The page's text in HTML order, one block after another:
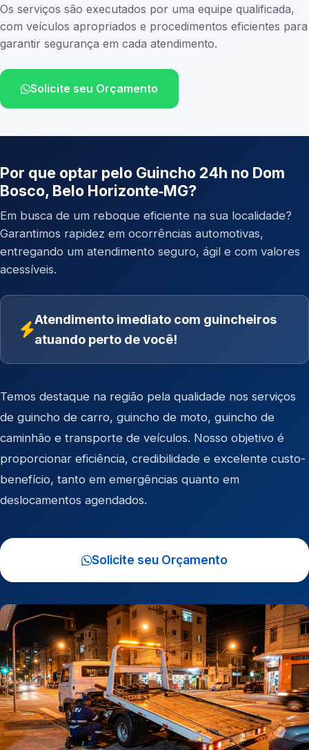
Os serviços são executados por uma equipe qualificada,
com veículos apropriados e procedimentos eficientes para
garantir segurança em cada atendimento.
Solicite seu Orçamento
Por que optar pelo Guincho 24h no Dom
Bosco, Belo Horizonte‑MG?
Em busca de um reboque eficiente na sua localidade?
Garantimos rapidez em ocorrências automotivas,
entregando um atendimento seguro, ágil e com valores
acessíveis.
Atendimento imediato com guincheiros
atuando perto de você!
Temos destaque na região pela qualidade nos serviços
de guincho de carro, guincho de moto, guincho de
caminhão e transporte de veículos. Nosso objetivo é
proporcionar eficiência, credibilidade e excelente custo-
benefício, tanto em emergências quanto em
deslocamentos agendados.
Solicite seu Orçamento